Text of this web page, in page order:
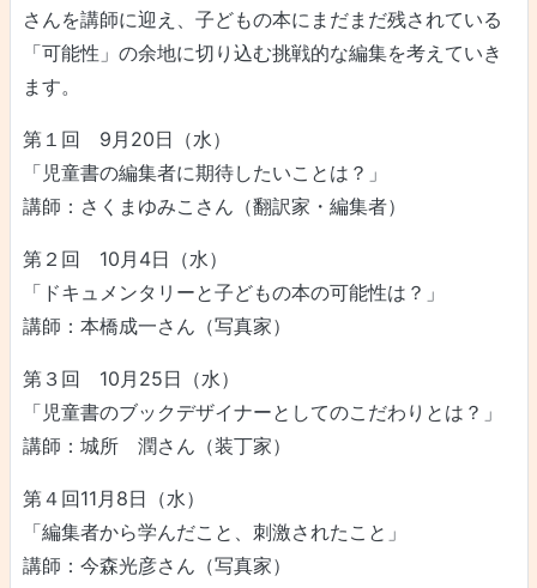
さんを講師に迎え、子どもの本にまだまだ残されている
「可能性」の余地に切り込む挑戦的な編集を考えていき
ます。
第１回 9月20日（水）
「児童書の編集者に期待したいことは？」
講師：さくまゆみこさん（翻訳家・編集者）
第２回 10月4日（水）
「ドキュメンタリーと子どもの本の可能性は？」
講師：本橋成一さん（写真家）
第３回 10月25日（水）
「児童書のブックデザイナーとしてのこだわりとは？」
講師：城所 潤さん（装丁家）
第４回11月8日（水）
「編集者から学んだこと、刺激されたこと」
講師：今森光彦さん（写真家）